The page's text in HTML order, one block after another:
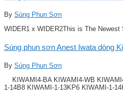
By Súng Phun Sơn
WIDER1 x WIDER2This is The Newest
Súng phun sơn Anest Iwata dòng
By Súng Phun Sơn
KIWAMI4-BA KIWAMI4-WB
1-14B8 KIWAMI-1-13KP6 KIWAMI-1-